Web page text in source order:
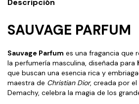
Descripción
SAUVAGE PARFUM
Sauvage Parfum es una fragancia que
la perfumería masculina, diseñada para
que buscan una esencia rica y
maestra de Christian Dior, creada por
Demachy, celebra la magia de los